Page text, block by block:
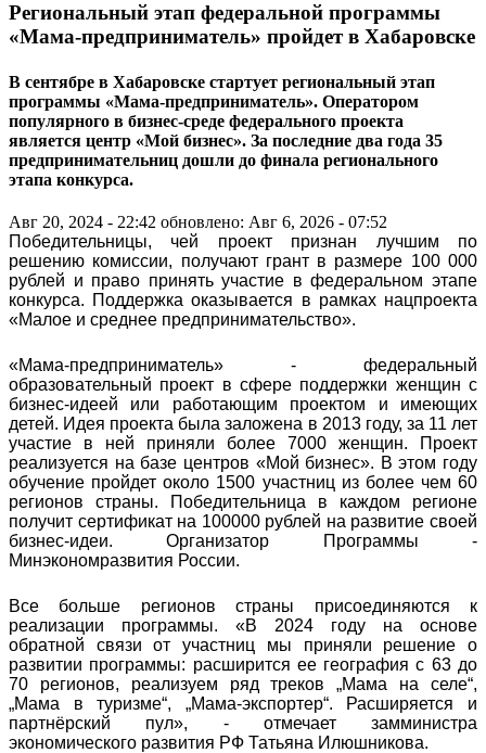
Региональный этап федеральной программы
«Мама-предприниматель» пройдет в Хабаровске
В сентябре в Хабаровске стартует региональный этап
программы «Мама-предприниматель». Оператором
популярного в бизнес-среде федерального проекта
является центр «Мой бизнес». За последние два года 35
предпринимательниц дошли до финала регионального
этапа конкурса.
Авг 20, 2024 - 22:42 обновлено: Авг 6, 2026 - 07:52
Победительницы, чей проект признан лучшим по
решению комиссии, получают грант в размере 100 000
рублей и право принять участие в федеральном этапе
конкурса. Поддержка оказывается в рамках нацпроекта
«Малое и среднее предпринимательство».
«Мама-предприниматель» - федеральный
образовательный проект в сфере поддержки женщин с
бизнес-идеей или работающим проектом и имеющих
детей. Идея проекта была заложена в 2013 году, за 11 лет
участие в ней приняли более 7000 женщин. Проект
реализуется на базе центров «Мой бизнес». В этом году
обучение пройдет около 1500 участниц из более чем 60
регионов страны. Победительница в каждом регионе
получит сертификат на 100000 рублей на развитие своей
бизнес-идеи. Организатор Программы -
Минэкономразвития России.
Все больше регионов страны присоединяются к
реализации программы. «В 2024 году на основе
обратной связи от участниц мы приняли решение о
развитии программы: расширится ее география с 63 до
70 регионов, реализуем ряд треков „Мама на селе“,
„Мама в туризме“, „Мама-экспортер“. Расширяется и
партнёрский пул», - отмечает замминистра
экономического развития РФ Татьяна Илюшникова.